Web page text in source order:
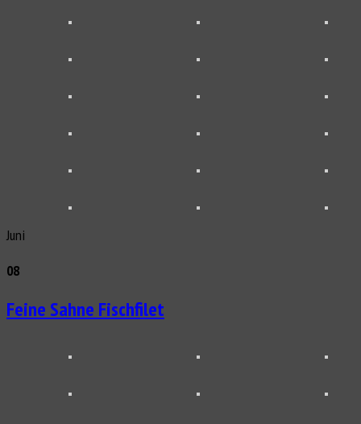
Juni
08
Feine Sahne Fischfilet